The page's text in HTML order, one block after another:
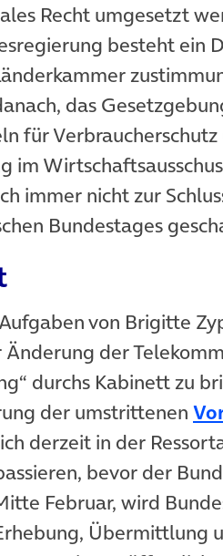
Recht umgesetzt
besteht ein
in neuem Tab)
das
für Verbraucherschutz
im
immer nicht zur
Bundestages
von Brigitte
Änderung der
durchs Kabinett zu
der umstrittenen
derzeit in der
bevor der
Februar, wird
Übermittlung